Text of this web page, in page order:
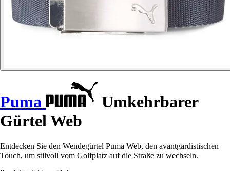
Puma
Umkehrbarer
Gürtel Web
Entdecken Sie den Wendegürtel Puma Web, den avantgardistischen
Touch, um stilvoll vom Golfplatz auf die Straße zu wechseln.